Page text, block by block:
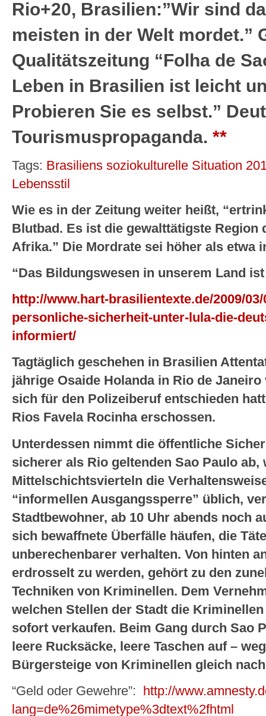
Rio+20, Brasilien:”Wir sind
meisten in der Welt mordet.”
Qualitätszeitung “Folha de
Leben in Brasilien ist leicht
Probieren Sie es selbst.”
Tourismuspropaganda. **
Tags: Brasiliens soziokulturelle Situation
Lebensstil
Wie es in der Zeitung weiter heißt,
Blutbad. Es ist die gewalttätigste Region
Afrika.” Die Mordrate sei höher als etwa
“Das Bildungswesen in unserem Land
http://www.hart-brasilientexte.de/2009/
personliche-sicherheit-unter-lula-die-
informiert/
Tagtäglich geschehen in Brasilien
jährige Osaide Holanda in Rio de
sich für den Polizeiberuf entschieden
Rios Favela Rocinha erschossen.
Unterdessen nimmt die öffentliche
sicherer als Rio geltenden Sao Paulo
Mittelschichtsvierteln die
“informellen Ausgangssperre” üblich,
Stadtbewohner, ab 10 Uhr abends noch
sich bewaffnete Überfälle häufen, die
unberechenbarer verhalten. Von hinten
erdrosselt zu werden, gehört zu den
Techniken von Kriminellen. Dem
welchen Stellen der Stadt die
sofort verkaufen. Beim Gang durch Sao
leere Rucksäcke, leere Taschen auf –
Bürgersteige von Kriminellen gleich
“Geld oder Gewehre”:
http://
lang=de%26mimetype%3dtext%2fhtml